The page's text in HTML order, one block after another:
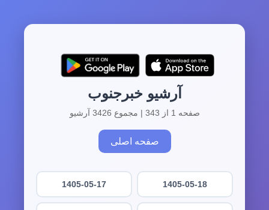
آرشیو خبرجنوب
صفحه 1 از 343 | مجموع 3426 آرشیو
صفحه اصلی
1405-05-18
1405-05-17